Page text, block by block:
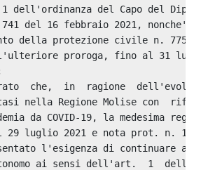
del Capo del
del 16 febbraio 2021, nonche'
della protezione civile n. 775 del
proroga, fino al 31 luglio
che,  in  ragione
nella Regione Molise con
da COVID-19, la medesima
29 luglio 2021 e nota prot. n.
l'esigenza di continuare a
ai sensi dell'art.  1